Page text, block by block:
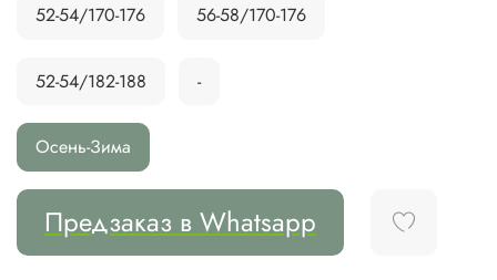
Предзаказ в Whatsapp
52-54/170-176 56-58/170-176
52-54/182-188 -
Осень-Зима